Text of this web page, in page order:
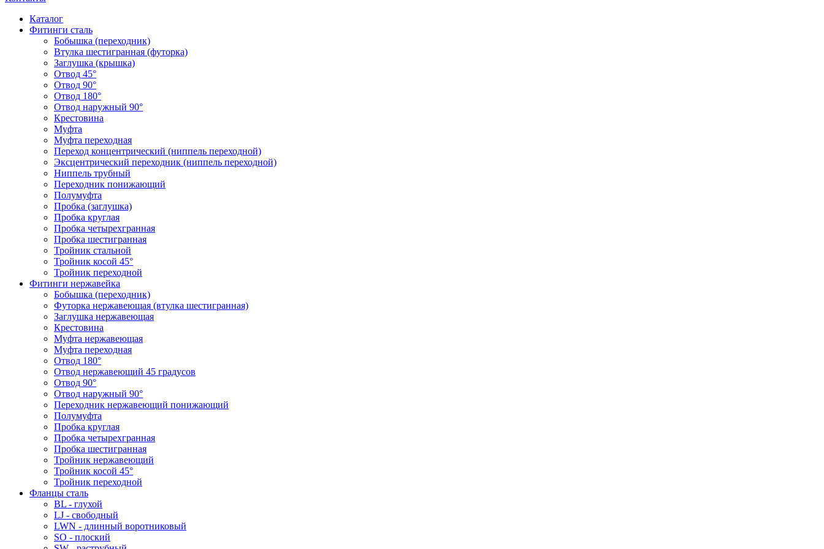
Каталог
Фитинги сталь
Бобышка (переходник)
Втулка шестигранная (футорка)
Заглушка (крышка)
Отвод 45°
Отвод 90°
Отвод 180°
Отвод наружный 90°
Крестовина
Муфта
Муфта переходная
Переход концентрический (ниппель переходной)
Эксцентрический переходник (ниппель переходной)
Ниппель трубный
Переходник понижающий
Полумуфта
Пробка (заглушка)
Пробка круглая
Пробка четырехгранная
Пробка шестигранная
Тройник стальной
Тройник косой 45°
Тройник переходной
Фитинги нержавейка
Бобышка (переходник)
Футорка нержавеющая (втулка шестигранная)
Заглушка нержавеющая
Крестовина
Муфта нержавеющая
Муфта переходная
Отвод 180°
Отвод нержавеющий 45 градусов
Отвод 90°
Отвод наружный 90°
Переходник нержавеющий понижающий
Полумуфта
Пробка круглая
Пробка четырехгранная
Пробка шестигранная
Тройник нержавеющий
Тройник косой 45°
Тройник переходной
Фланцы сталь
BL - глухой
LJ - свободный
LWN - длинный воротниковый
SO - плоский